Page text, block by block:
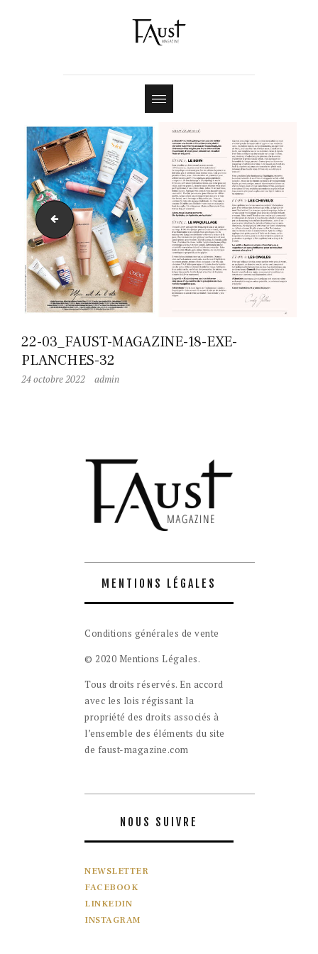
22-03_FAUST-MAGAZINE-18-EXE-60-61
22-03_FAUST-MAGAZINE-18-EXE-
PLANCHES-32
24 octobre 2022 admin
MENTIONS LÉGALES
Conditions générales de vente
© 2020 Mentions Légales.
Tous droits réservés. En accord
avec les lois régissant la
propriété des droits associés à
l’ensemble des éléments du site
de faust-magazine.com
NOUS SUIVRE
NEWSLETTER
FACEBOOK
LINKEDIN
INSTAGRAM